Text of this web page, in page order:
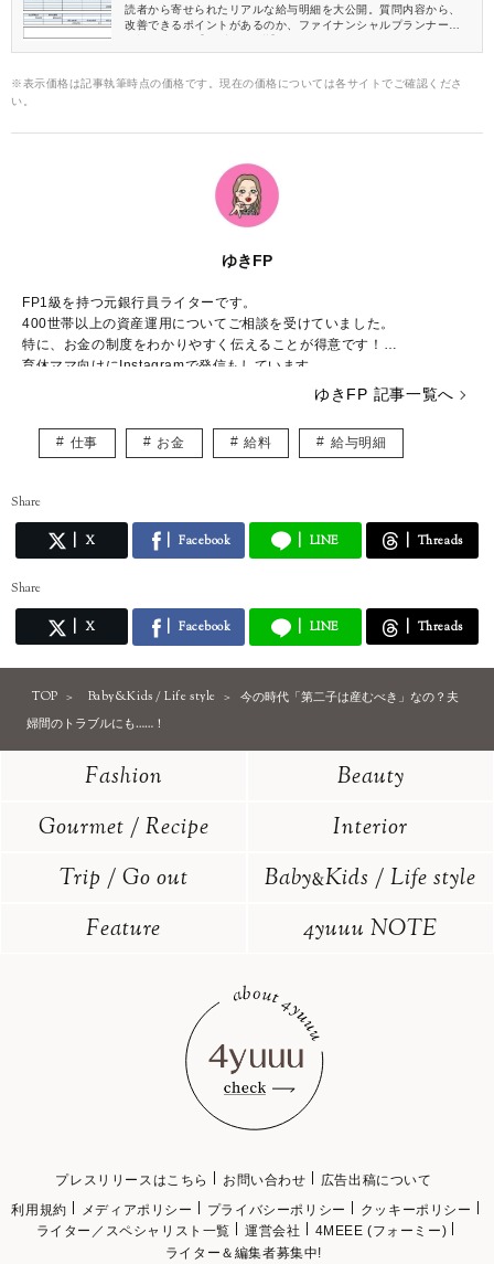
バランスの取り方は？
読者から寄せられたリアルな給与明細を大公開。質問内容から、
改善できるポイントがあるのか、ファイナンシャルプランナーが
※表示価格は記事執筆時点の価格です。現在の価格については各サイトでご確認くださ
い。
ゆきFP
FP1級を持つ元銀行員ライターです。
400世帯以上の資産運用についてご相談を受けていました。
特に、お金の制度をわかりやすく伝えることが得意です！
育休ママ向けにInstagramで発信もしています。
ゆきFP 記事一覧へ
仕事 お金 給料 給与明細
Share
X Facebook LINE Threads
Share
X Facebook LINE Threads
TOP Baby&Kids / Life style
今の時代「第二子は産むべき」なの？夫
婦間のトラブルにも……！
Fashion
Beauty
Gourmet / Recipe
Interior
Trip / Go out
Baby&Kids / Life style
Feature
4yuuu NOTE
プレスリリースはこちら お問い合わせ
広告出稿について
利用規約
メディアポリシー プライバシーポリシー
クッキーポリシー
ライター／スペシャリスト一覧
運営会社
4MEEE (フォーミー)
ライター＆編集者募集中!